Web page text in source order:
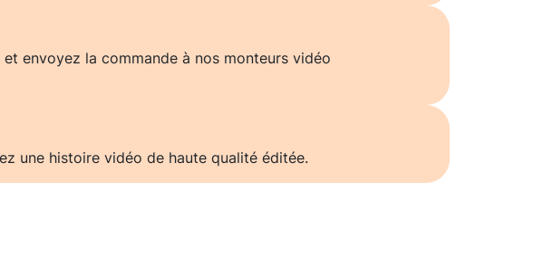
envoyez la commande à nos monteurs vidéo
une histoire vidéo de haute qualité éditée.